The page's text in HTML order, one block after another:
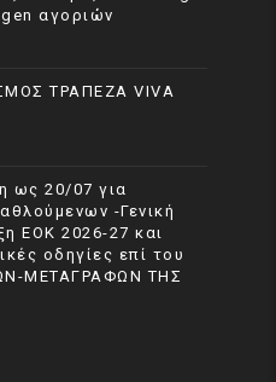
αγοριών
ΤΡΑΠΕΖΑ VIVA
ως 20/07 για
-Γενική
ΕΟΚ 2026-27 και
οδηγίες επί του
ΜΕΤΑΓΡΑΦΩΝ ΤΗΣ